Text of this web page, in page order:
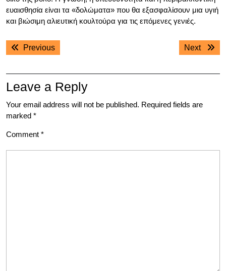
ευαισθησία είναι τα «δολώματα» που θα εξασφαλίσουν μια υγιή
και βιώσιμη αλιευτική κουλτούρα για τις επόμενες γενιές.
Post
navigation
PreviousPrevious
Next
Next
Leave a Reply
Your email address will not be published. Required fields are
marked *
Comment *